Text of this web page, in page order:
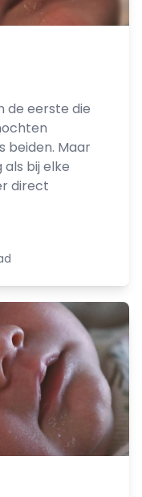
de eerste die
beiden. Maar
bij elke
direct